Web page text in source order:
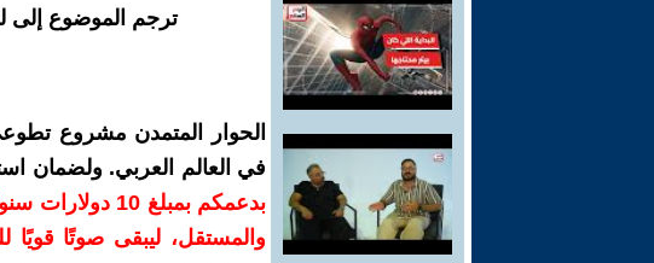
ترجم الموضوع إلى
الحوار المتمدن مشروع
في العالم العربي. ولضمان
بدعمكم بمبلغ
والمستقل، ليبقى صوتًا قويًا